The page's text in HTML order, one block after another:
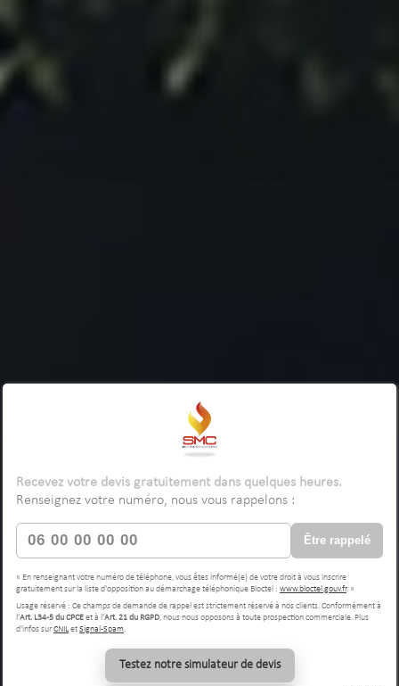
Recevez votre devis gratuitement dans quelques heures.
Renseignez votre numéro, nous vous rappelons :
Être rappelé
« En renseignant votre numéro de téléphone, vous êtes informé(e) de votre droit à vous inscrire
gratuitement sur la liste d'opposition au démarchage téléphonique Bloctel : www.bloctel.gouv.fr. »
Usage réservé : Ce champs de demande de rappel est strictement réservé à nos clients. Conformément à
l'Art. L34-5 du CPCEet à l'Art. 21 du RGPD, nous nous opposons à toute prospection commerciale. Plus
d'infos surCNILetSignal-Spam.
Testez notre simulateur de devis